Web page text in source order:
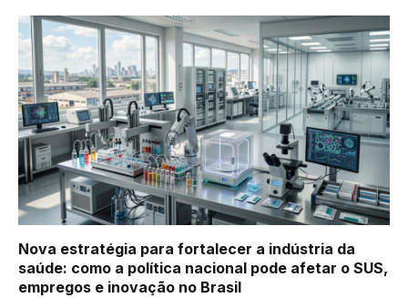
Nova estratégia para fortalecer a indústria da
saúde: como a política nacional pode afetar o SUS,
empregos e inovação no Brasil